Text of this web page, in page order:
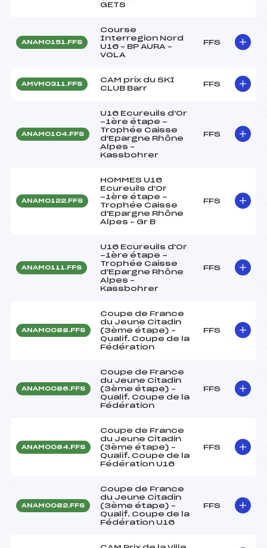
GETS
ANAM0151.FFS
Course
Interregion Nord
U16 – BP AURA –
VOLA
FFS
AMVM0311.FFS
CAM prix du SKI
CLUB Barr
FFS
ANAM0104.FFS
U16 Ecureuils d'Or
-1ère étape -
Trophée Caisse
d'Epargne Rhône
Alpes –
Kassbohrer
FFS
ANAM0122.FFS
HOMMES U16
Ecureuils d'Or
-1ère étape -
Trophée Caisse
d'Epargne Rhône
Alpes – Gr B
FFS
ANAM0111.FFS
U16 Ecureuils d'Or
-1ère étape -
Trophée Caisse
d'Epargne Rhône
Alpes –
Kassbohrer
FFS
ANAM0088.FFS
Coupe de France
du Jeune Citadin
(3ème étape) –
Qualif. Coupe de la
Fédération
FFS
ANAM0086.FFS
Coupe de France
du Jeune Citadin
(3ème étape) –
Qualif. Coupe de la
Fédération
FFS
ANAM0084.FFS
Coupe de France
du Jeune Citadin
(3ème étape) –
Qualif. Coupe de la
Fédération U16
FFS
ANAM0082.FFS
Coupe de France
du Jeune Citadin
(3ème étape) –
Qualif. Coupe de la
Fédération U16
FFS